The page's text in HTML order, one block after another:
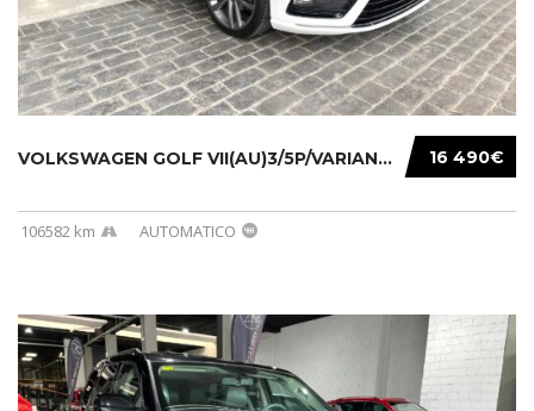
16 490€
VOLKSWAGEN GOLF VII(AU)3/5P/VARIANT(12-16 20...
106582 km AUTOMATICO